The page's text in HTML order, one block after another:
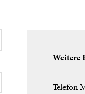
Telefon